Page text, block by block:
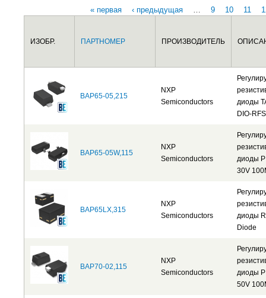
Страницы
« первая ‹ предыдущая 9 10 11
ИЗОБР. ПАРТНОМЕР ПРОИЗВОДИТЕЛЬ
BAP65-05,215
NXP
Semiconductors
диоды
DIO-
BAP65-05W,115
NXP
Semiconductors
диоды
30V
BAP65LX,315
NXP
Semiconductors
диоды
Diode
BAP70-02,115
NXP
Semiconductors
диоды
50V